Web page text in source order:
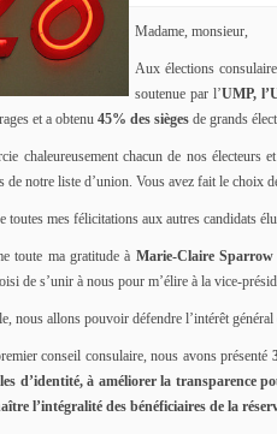
Madame, monsieur,
Aux élections
soutenue par l’UMP,
et a obtenu 45% des sièges de grands
chaleureusement chacun de nos
de notre liste d’union. Vous avez fait le choix
toutes mes félicitations aux autres candidats
toute ma gratitude à Marie-Claire Sparrow
de s’unir à nous pour m’élire à la vice-
nous allons pouvoir défendre l’intérêt
conseil consulaire, nous avons présenté
d’identité, à améliorer la transparence
l’intégralité des bénéficiaires de la